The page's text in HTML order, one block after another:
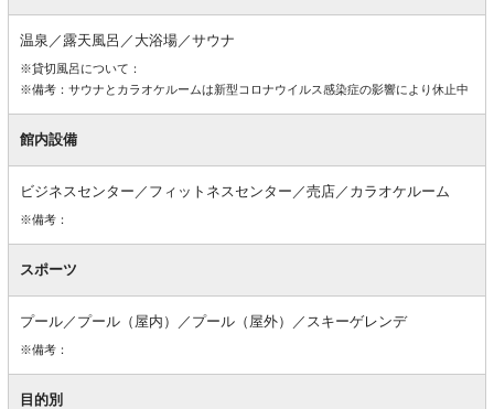
温泉／露天風呂／大浴場／サウナ
※貸切風呂について：
※備考：サウナとカラオケルームは新型コロナウイルス感染症の影響により休止中
館内設備
ビジネスセンター／フィットネスセンター／売店／カラオケルーム
※備考：
スポーツ
プール／プール（屋内）／プール（屋外）／スキーゲレンデ
※備考：
目的別